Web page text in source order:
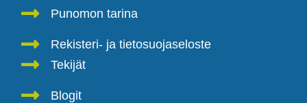
Punomon tarina
Rekisteri- ja tietosuojaseloste
Tekijät
Blogit